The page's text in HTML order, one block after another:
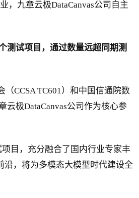
，九章云极DataCanvas公司自主
测试项目，通过数量远超同期测
CCSA TC601）和中国信通院数
极DataCanvas公司作为核心参
目，充分融合了国内行业专家丰
沿，将为多模态大模型时代建设全